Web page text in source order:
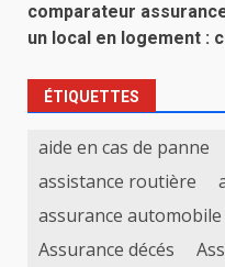
comparateur
un local en logement :
ÉTIQUETTES
aide en cas de panne
assistance routière
assurance automobile
Assurance décés